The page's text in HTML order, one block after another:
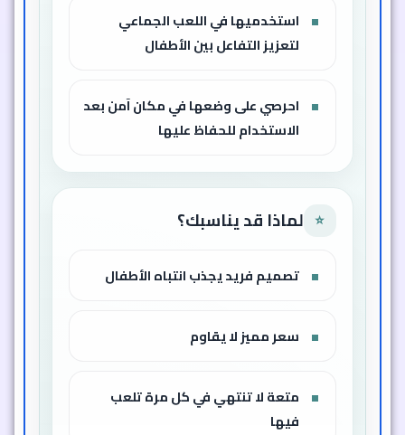
استخدميها في اللعب الجماعي
لتعزيز التفاعل بين الأطفال
احرصي على وضعها في مكان آمن بعد
الاستخدام للحفاظ عليها
⭐ لماذا قد يناسبك؟
تصميم فريد يجذب انتباه الأطفال
سعر مميز لا يقاوم
متعة لا تنتهي في كل مرة تلعب
فيها